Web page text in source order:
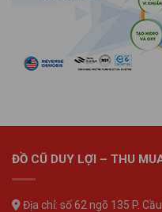
ĐỒ CŨ DUY LỢI – THU
Địa chỉ: số 62 ngõ 135 P.